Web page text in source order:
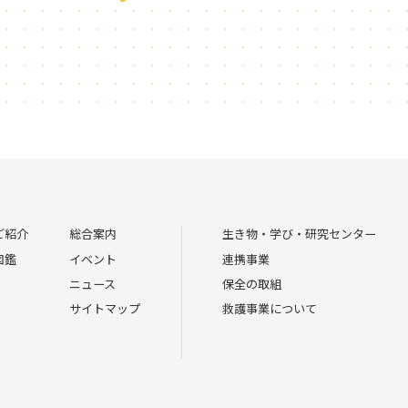
紹介
鑑
総合案内
イベント
ニュース
サイトマップ
生き物・学び・研究センター
連携事業
保全の取組
救護事業について